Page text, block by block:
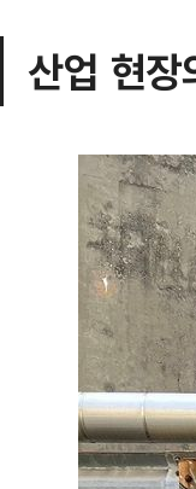
산업 현